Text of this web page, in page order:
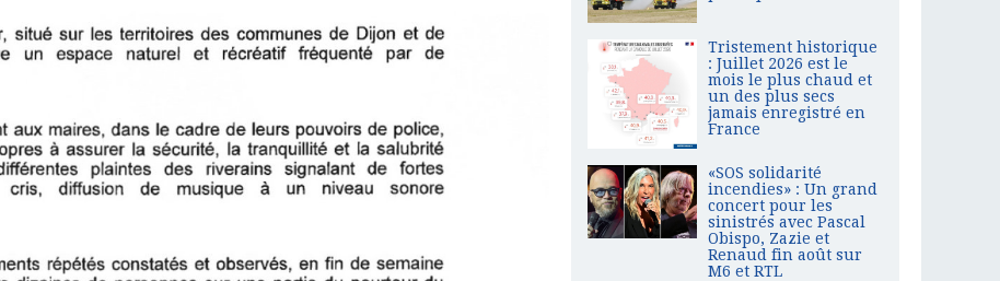
Tristement historique
: Juillet 2026 est le
mois le plus chaud et
un des plus secs
jamais enregistré en
France
«SOS solidarité
incendies» : Un grand
concert pour les
sinistrés avec Pascal
Obispo, Zazie et
Renaud fin août sur
M6 et RTL